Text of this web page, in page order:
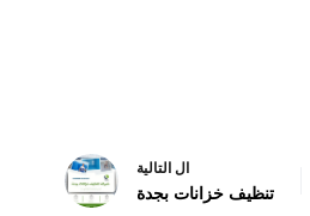
ال التالية
تنظيف خزانات بجدة